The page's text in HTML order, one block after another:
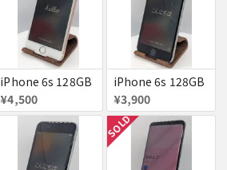
iPhone 6s 128GB
¥4,500
iPhone 6s 128GB
¥3,900
SOLD